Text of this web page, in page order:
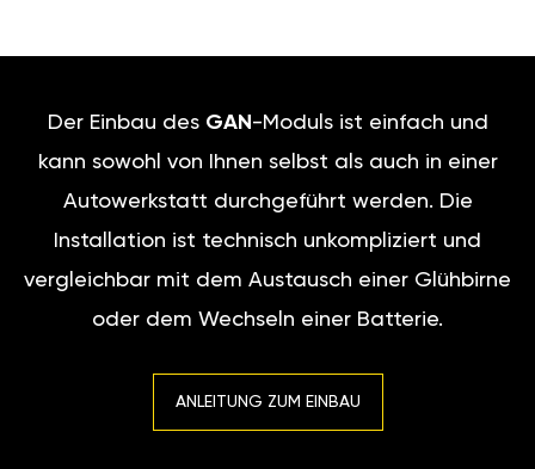
Der Einbau des GAN -Moduls ist einfach und
kann sowohl von Ihnen selbst als auch in einer
Autowerkstatt durchgeführt werden. Die
Installation ist technisch unkompliziert und
vergleichbar mit dem Austausch einer Glühbirne
oder dem Wechseln einer Batterie.
ANLEITUNG ZUM EINBAU